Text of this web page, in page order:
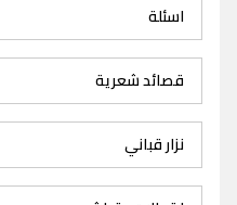
اسئلة
قصائد شعرية
نزار قباني